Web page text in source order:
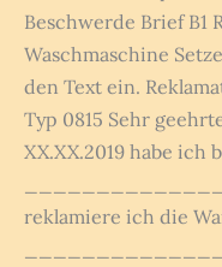
Beschwerde Brief B1
Waschmaschine
den Text ein.
Typ 0815 Sehr
XX.XX.2019 habe ich
reklamiere ich die